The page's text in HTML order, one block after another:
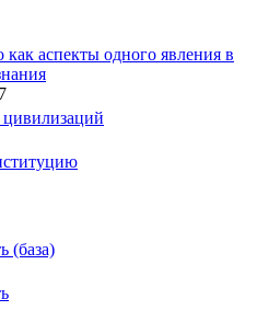
аспекты одного явления в
цивилизаций
(база)